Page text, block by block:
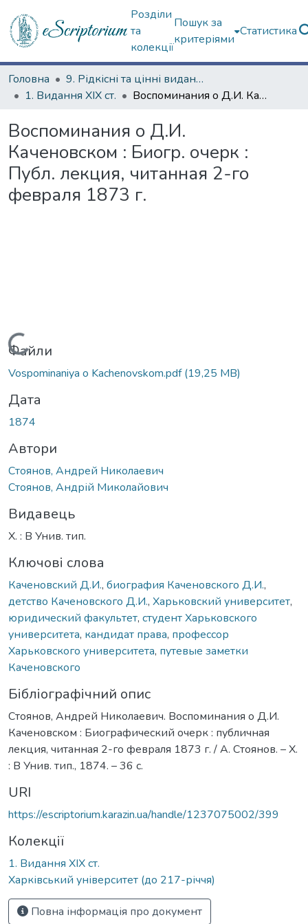
Розділи
та
колекції
Пошук за
критеріями
Статистика
Головна
9. Рідкісні та цінні видання
1. Видання ХІХ ст.
Воспоминания о Д.И. Каченовском : Биогр. очерк : Публ. лекция, читанная 2-го февраля 1873 г.
Воспоминания о Д.И.
Каченовском : Биогр. очерк :
Публ. лекция, читанная 2-го
февраля 1873 г.
Вантажиться...
Файли
Vospominaniya o Kachenovskom.pdf(19,25 MB)
Дата
1874
Автори
Стоянов, Андрей Николаевич
Стоянов, Андрій Миколайович
Видавець
Х. : В Унив. тип.
Ключові слова
Каченовский Д.И., биография Каченовского Д.И.,
детство Каченовского Д.И., Харьковский университет,
юридический факультет, студент Харьковского
университета, кандидат права, профессор
Харьковского университета, путевые заметки
Каченовского
Бібліографічний опис
Стоянов, Андрей Николаевич. Воспоминания о Д.И.
Каченовском : Биографический очерк : публичная
лекция, читанная 2-го февраля 1873 г. / А. Стоянов. – Х.
: В Унив. тип., 1874. – 36 с.
URI
https://escriptorium.karazin.ua/handle/1237075002/399
Колекції
1. Видання ХІХ ст.
Харківський університет (до 217-річчя)
Повна інформація про документ